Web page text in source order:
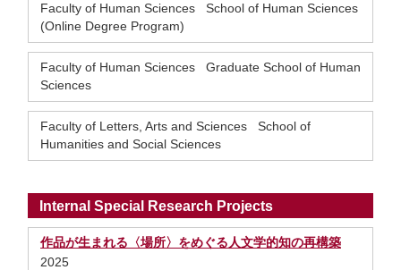
Faculty of Human Sciences School of Human Sciences
(Online Degree Program)
Faculty of Human Sciences Graduate School of Human
Sciences
Faculty of Letters, Arts and Sciences School of
Humanities and Social Sciences
Internal Special Research Projects
作品が生まれる〈場所〉をめぐる人文学的知の再構築
2025